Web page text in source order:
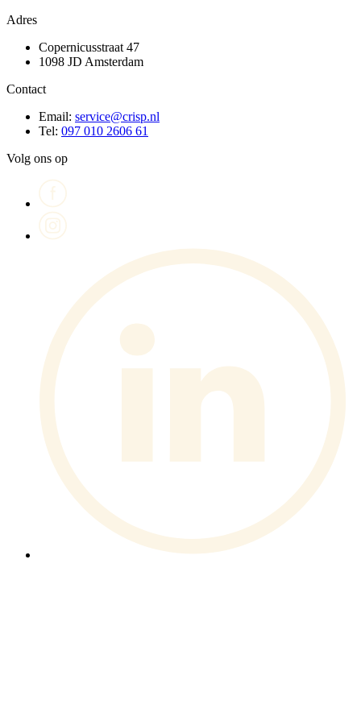
Adres
Copernicusstraat 47
1098 JD Amsterdam
Contact
Email: service@crisp.nl
Tel: 097 010 2606 61
Volg ons op